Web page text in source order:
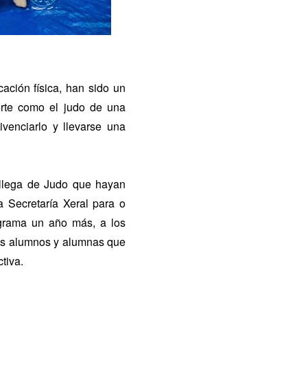
física, han sido un
como el judo de una
y llevarse una
de Judo que hayan
Secretaría Xeral para o
un año más, a los
alumnos y alumnas que